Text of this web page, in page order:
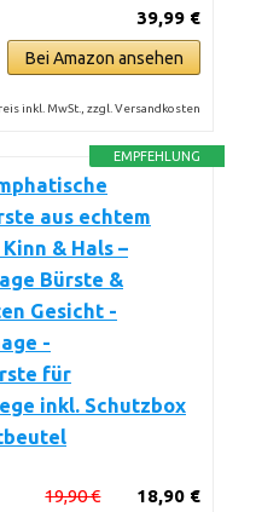
39,99 €
Bei Amazon ansehen
inkl. MwSt., zzgl. Versandkosten
EMPFEHLUNG
aus echtem
& Hals –
Bürste &
Gesicht -
-
für
inkl. Schutzbox
18,90 €
19,90 €